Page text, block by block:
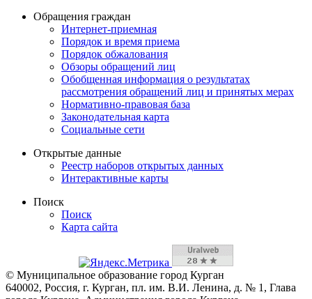
Обращения граждан
Интернет-приемная
Порядок и время приема
Порядок обжалования
Обзоры обращений лиц
Обобщенная информация о результатах
рассмотрения обращений лиц и принятых мерах
Нормативно-правовая база
Законодательная карта
Социальные сети
Открытые данные
Реестр наборов открытых данных
Интерактивные карты
Поиск
Поиск
Карта сайта
© Муниципальное образование город Курган
640002, Россия, г. Курган, пл. им. В.И. Ленина, д. № 1, Глава